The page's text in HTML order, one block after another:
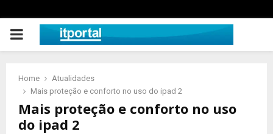
PRIMARY
Home
Atualidades
Mais proteção e conforto no uso do ipad 2
Mais proteção e conforto no uso
do ipad 2